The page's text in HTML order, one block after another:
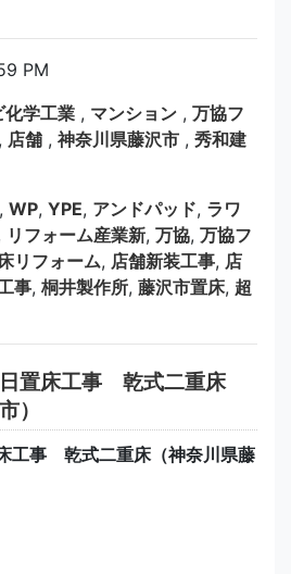
PM
化学工業 , マンション , 万協フ
店舗 , 神奈川県藤沢市 , 秀和建
, WP, YPE, アンドパッド, ラワ
リフォーム産業新, 万協, 万協フ
リフォーム, 店舗新装工事, 店
事, 桐井製作所, 藤沢市置床, 超
置床工事 乾式二重床
）
工事 乾式二重床（神奈川県藤